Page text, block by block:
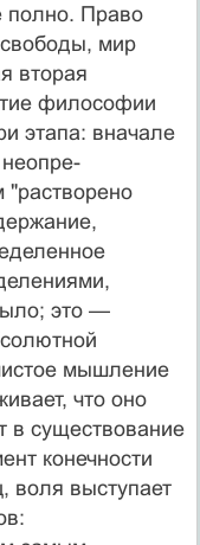
полно. Право
мир
вторая
философии
этапа: вначале
неопре­
"растворено
это —
мышление
что оно
в существование
конечности
воля выступает